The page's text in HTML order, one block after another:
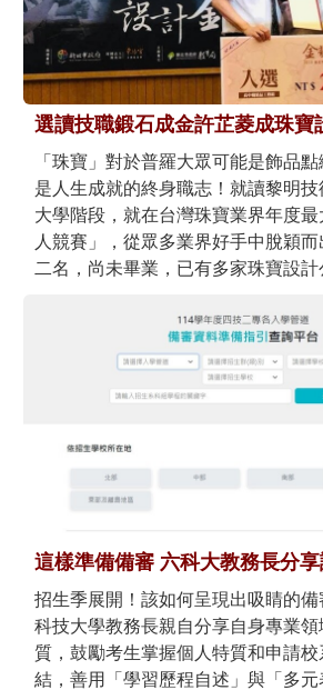
選讀技職鍛石成金許芷菱成珠寶
「珠寶」對於普羅大眾可能是飾品
是人生成就的終身職志！就讀黎明
大學階段，就在台灣珠寶業界年度
人競賽」，從眾多業界好手中脫穎
二名，尚未畢業，已有多家珠寶設計
這樣準備備審 六科大教務長分
招生季展開！該如何呈現出吸睛的
科技大學教務長親自分享自身專業
質，鼓勵考生掌握個人特質和申請
結，善用「學習歷程自述」與「多